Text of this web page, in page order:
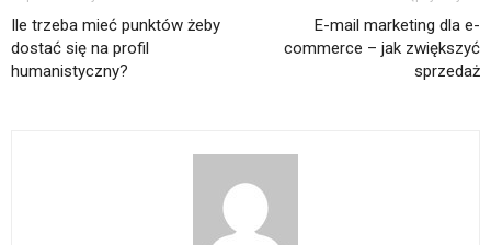
Ile trzeba mieć punktów żeby
dostać się na profil
humanistyczny?
E-mail marketing dla e-
commerce – jak zwiększyć
sprzedaż